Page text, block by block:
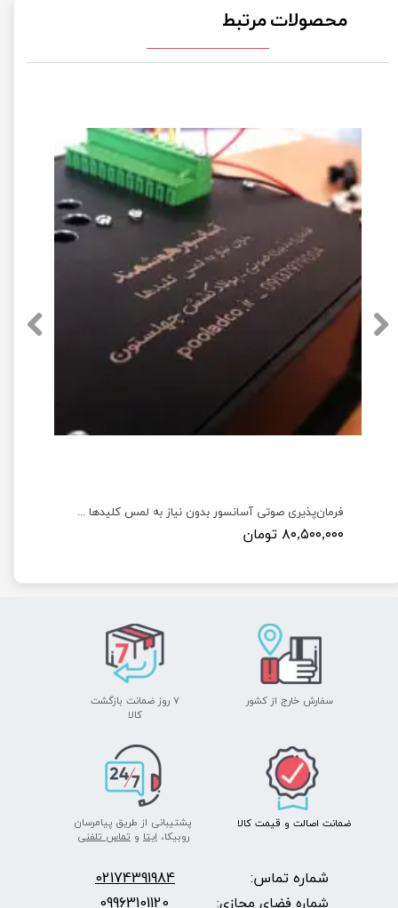
محصولات مرتبط
فرمان‌پذیری صوتی آسانسور بدون نیاز به لمس کلیدها جهت پیشگیری از بیماری‌ها و کمک به افراد توانخواه
۸۰,۵۰۰,۰۰۰ تومان
پشتیبانی از طریق پیامرسان
روبیکا، ایتا و تماس تلفنی
سفارش خارج از کشور
۷ روز ضمانت بازگشت
​​​​​​​کالا
ضمانت اصالت و قیمت​​​​​​​ کالا ​​​​​​​
شماره تماس: 02174391984
شماره فضای مجازی: 09963101120